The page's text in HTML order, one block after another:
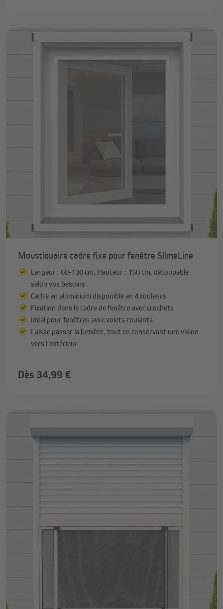
Moustiquaire cadre fixe pour fenêtre SlimeLine
Largeur : 60-130 cm, Hauteur : 150 cm, découpable
selon vos besoins
Cadre en aluminium disponible en 4 couleurs
Fixation dans le cadre de fenêtre avec crochets
Idéal pour fenêtres avec volets roulants
Laisse passer la lumière, tout en conservant une vision
vers l’extérieur
Dès 34,99 €